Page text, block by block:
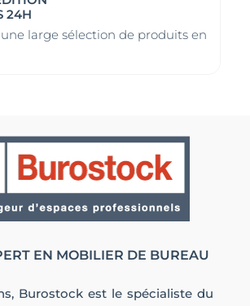
24H
large sélection de produits en
EN MOBILIER DE BUREAU
Burostock est le spécialiste du